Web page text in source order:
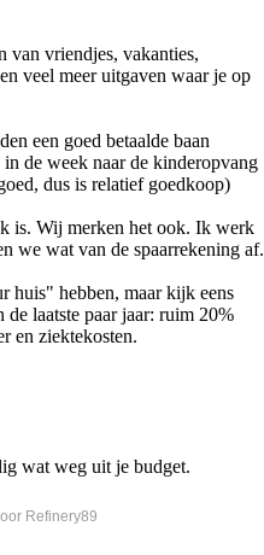
van vriendjes, vakanties,
veel meer uitgaven waar je op
een goed betaalde baan
de week naar de kinderopvang
dus is relatief goedkoop)
is. Wij merken het ook. Ik werk
we wat van de spaarrekening af.
huis" hebben, maar kijk eens
de laatste paar jaar: ruim 20%
en ziektekosten.
wat weg uit je budget.
Refinery89